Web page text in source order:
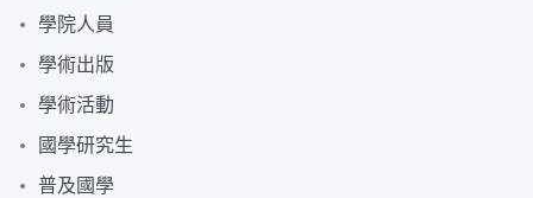
學院人員
學術出版
學術活動
國學研究生
普及國學